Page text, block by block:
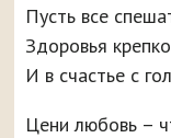
Пусть все
Здоровья
И в счастье с
Цени любовь –